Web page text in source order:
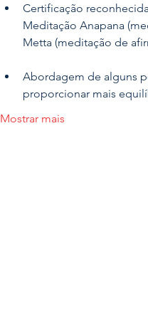
Certificação
Meditação Anapana
Metta (meditação de
Abordagem de alguns
proporcionar mais
Mostrar mais